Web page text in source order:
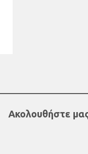
Ακολουθήστε